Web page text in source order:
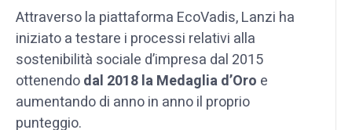
Attraverso la piattaforma EcoVadis, Lanzi ha
iniziato a testare i processi relativi alla
sostenibilità sociale d’impresa dal 2015
ottenendodal 2018 la Medaglia d’Oro e
aumentando di anno in anno il proprio
punteggio.